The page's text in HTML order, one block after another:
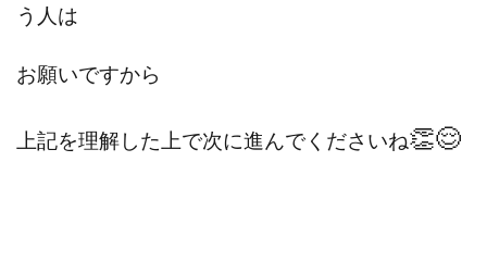
う人は
お願いですから
上記を理解した上で次に進んでくださいね👏😌